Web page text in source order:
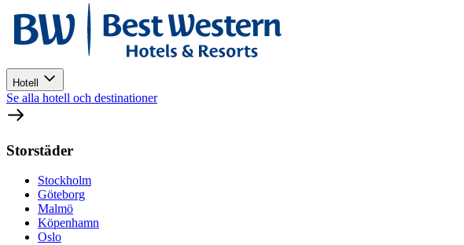
Hotell
Se alla hotell och destinationer
Storstäder
Stockholm
Göteborg
Malmö
Köpenhamn
Oslo